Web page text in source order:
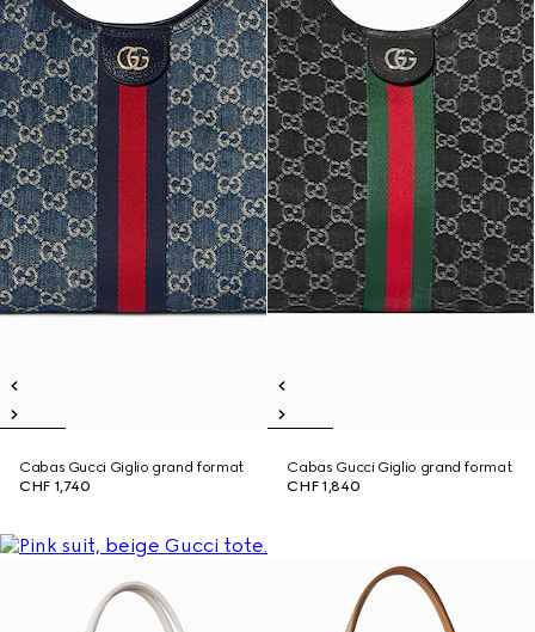
Cabas Gucci Giglio grand format
CHF 1,740
Cabas Gucci Giglio grand format
CHF 1,840